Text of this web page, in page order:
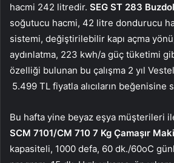
hacmi 242 litredir. SEG ST 283
soğutucu hacmi, 42 litre dondurucu
sistemi, değiştirilebilir kapı açma
aydınlatma, 223 kwh/a güç tüketimi
özelliği bulunan bu çalışma 2 yıl
5.499 TL fiyatla alıcıların beğenisine
Bu hafta yine beyaz eşya müşterileri
SCM 7101/CM 710 7 Kg Çamaşır
kapasiteli, 1000 defa, 60 dk./60oC